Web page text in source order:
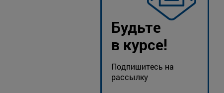
Будьте
в курсе!
Подпишитесь на
рассылку